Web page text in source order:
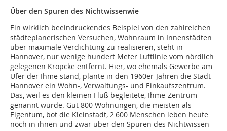
Über den Spuren des Nichtwissenwie
Ein wirklich beeindruckendes Beispiel von den zahlreichen
städteplanerischen Versuchen, Wohnraum in Innenstädten
über maximale Verdichtung zu realisieren, steht in
Hannover, nur wenige hundert Meter Luftlinie vom nördlich
gelegenen Kröpcke entfernt. Hier, wo ehemals Gewerbe am
Ufer der Ihme stand, plante in den 1960er-Jahren die Stadt
Hannover ein Wohn-, Verwaltungs- und Einkaufszentrum.
Das, weil es den kleinen Fluß begleitete, Ihme-Zentrum
genannt wurde. Gut 800 Wohnungen, die meisten als
Eigentum, bot die Kleinstadt, 2 600 Menschen leben heute
noch in ihnen und zwar über den Spuren des Nichtwissen –